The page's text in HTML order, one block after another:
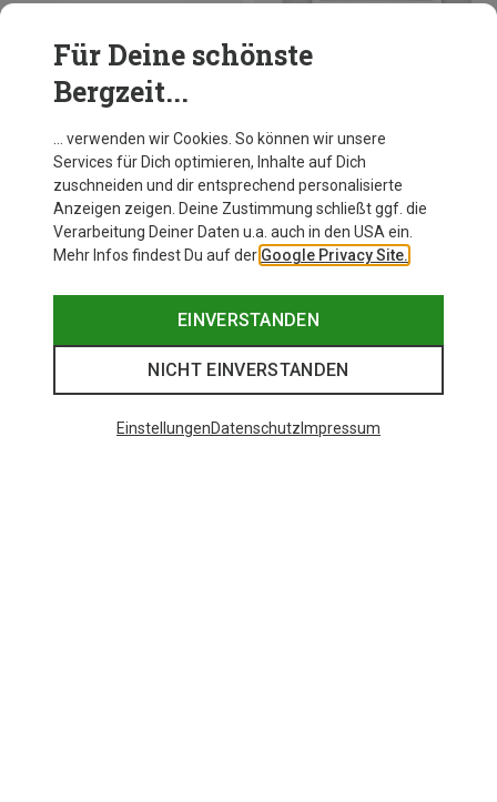
Du sparst 31%
CMP
Herren Sweat Longsleeve
CHF 29.95
Für Deine schönste
Bergzeit...
… verwenden wir Cookies. So können wir unsere
Services für Dich optimieren, Inhalte auf Dich
zuschneiden und dir entsprechend personalisierte
Anzeigen zeigen. Deine Zustimmung schließt ggf. die
Verarbeitung Deiner Daten u.a. auch in den USA ein.
Mehr Infos findest Du auf der Google Privacy Site.
EINVERSTANDEN
NICHT EINVERSTANDEN
EinstellungenDatenschutz Impressum